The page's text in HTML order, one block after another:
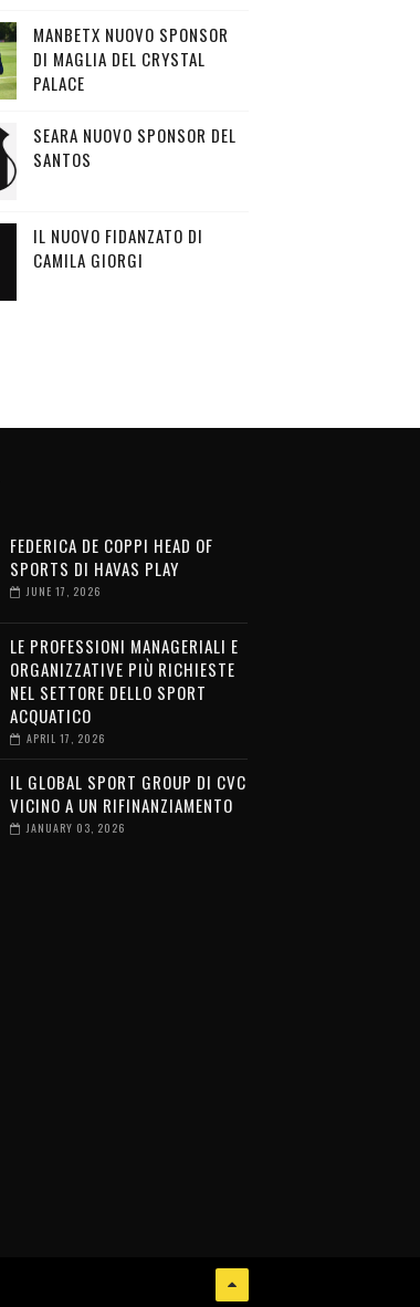
MANBETX NUOVO SPONSOR
DI MAGLIA DEL CRYSTAL
PALACE
SEARA NUOVO SPONSOR DEL
SANTOS
IL NUOVO FIDANZATO DI
CAMILA GIORGI
FEDERICA DE COPPI HEAD OF
SPORTS DI HAVAS PLAY
JUNE 17, 2026
LE PROFESSIONI MANAGERIALI E
ORGANIZZATIVE PIÙ RICHIESTE
NEL SETTORE DELLO SPORT
ACQUATICO
APRIL 17, 2026
IL GLOBAL SPORT GROUP DI CVC
VICINO A UN RIFINANZIAMENTO
JANUARY 03, 2026